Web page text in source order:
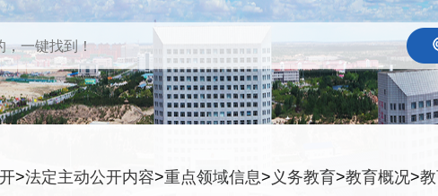
>法定主动公开内容>重点领域信息> 义务教育>教育概况>